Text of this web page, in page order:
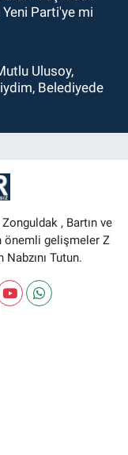
Yeni Parti'ye mi
Ulusoy,
Belediyede
, Bartın ve
önemli gelişmeler Z
Nabzını Tutun.